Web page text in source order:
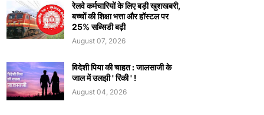
रेलवे कर्मचारियों के लिए बड़ी खुशखबरी,
बच्चों की शिक्षा भत्ता और हॉस्टल पर
25% सब्सिडी बढ़ी
August 07, 2026
विदेशी पिया की चाहत : जालसाजी के
जाल में उलझी ' रिंकी ' !
August 04, 2026